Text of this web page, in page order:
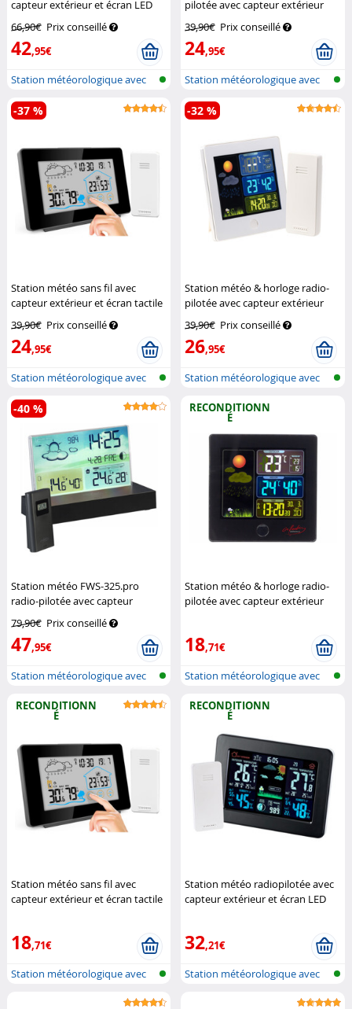
capteur extérieur et écran LED
66,90€ Prix conseillé
42,95€
Station météorologique avec
écran c...
pilotée avec capteur extérieur
Infactory
39,90€ Prix conseillé
24,95€
Station météorologique avec
écran c...
Station météo sans fil avec
capteur extérieur et écran tactile
Infactory
39,90€ Prix conseillé
24,95€
-37 %
Station météorologique avec
écran c...
Station météo & horloge radio-
pilotée avec capteur extérieur
Infactory
39,90€ Prix conseillé
26,95€
-32 %
Station météorologique avec
Station météo FWS-325.pro
radio-pilotée avec capteur
Infactory
79,90€ Prix conseillé
47,95€
-40 %
Station météorologique avec
RECONDITIONN
É
Station météo & horloge radio-
pilotée avec capteur extérieur
18,71€
Station météorologique avec
RECONDITIONN
É
Station météo sans fil avec
capteur extérieur et écran tactile
18,71€
Station météorologique avec
RECONDITIONN
É
Station météo radiopilotée avec
capteur extérieur et écran LED
32,21€
Station météorologique avec